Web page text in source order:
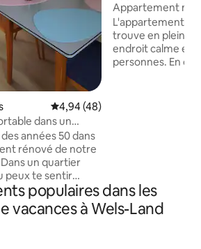
Évaluation moyenne sur la
4,94 (48)
dans un
années 50 dans
rénové de notre
peux te sentir
emplacement
dans le
Appartement
central calme
L'appartement
trouve en plein
endroit calme et
personnes. En
parc animalier de
de Wels *(à partir
populaires dans les
vacances à Wels-Land